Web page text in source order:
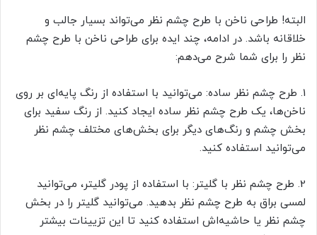
البته! طراحی ناخن با طرح چشم نظر می‌تواند بسیار جالب و
خلاقانه باشد. در ادامه، چند ایده برای طراحی ناخن با طرح چشم
نظر را برای شما شرح می‌دهم:
1. طرح چشم نظر ساده: می‌توانید با استفاده از رنگ پایه‌ای بر روی
ناخن‌ها، یک طرح چشم نظر ساده ایجاد کنید. از رنگ سفید برای
بخش چشم و رنگ‌های دیگر برای بخش‌های مختلف چشم نظر
می‌توانید استفاده کنید.
2. طرح چشم نظر با گلیتر: با استفاده از پودر گلیتر، می‌توانید
لمسی براق به طرح چشم نظر بدهید. می‌توانید گلیتر را در بخش
چشم نظر یا حاشیه‌اش استفاده کنید تا این تزیینات بیشتر